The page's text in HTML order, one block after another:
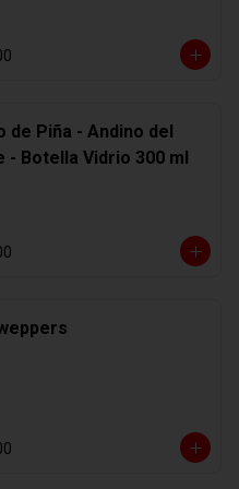
de Piña - Andino del
- Botella Vidrio 300 ml